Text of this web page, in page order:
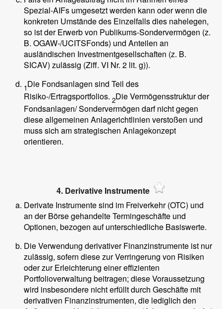
Spezial-AIFs umgesetzt werden kann oder wenn die
konkreten Umstände des Einzelfalls dies nahelegen,
so ist der Erwerb von Publikums-Sondervermögen (z.
B. OGAW-/UCITSFonds) und Anteilen an
ausländischen Investmentgesellschaften (z. B.
SICAV) zulässig (Ziff. VI Nr. 2 lit. g)).
1Die Fondsanlagen sind Teil des
Risiko-/Ertragsportfolios. 2Die Vermögensstruktur der
Fondsanlagen/ Sondervermögen darf nicht gegen
diese allgemeinen Anlagerichtlinien verstoßen und
muss sich am strategischen Anlagekonzept
orientieren.
4. Derivative Instrumente
Derivate Instrumente sind im Freiverkehr (OTC) und
an der Börse gehandelte Termingeschäfte und
Optionen, bezogen auf unterschiedliche Basiswerte.
Die Verwendung derivativer Finanzinstrumente ist nur
zulässig, sofern diese zur Verringerung von Risiken
oder zur Erleichterung einer effizienten
Portfolioverwaltung beitragen; diese Voraussetzung
wird insbesondere nicht erfüllt durch Geschäfte mit
derivativen Finanzinstrumenten, die lediglich den